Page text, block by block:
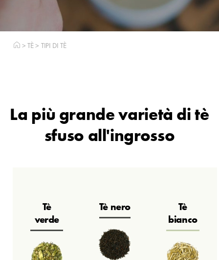
>TÈ> TIPI DI TÈ
La più grande varietà di tè
sfuso all'ingrosso
Tè
verde
Tè nero
Tè
bianco